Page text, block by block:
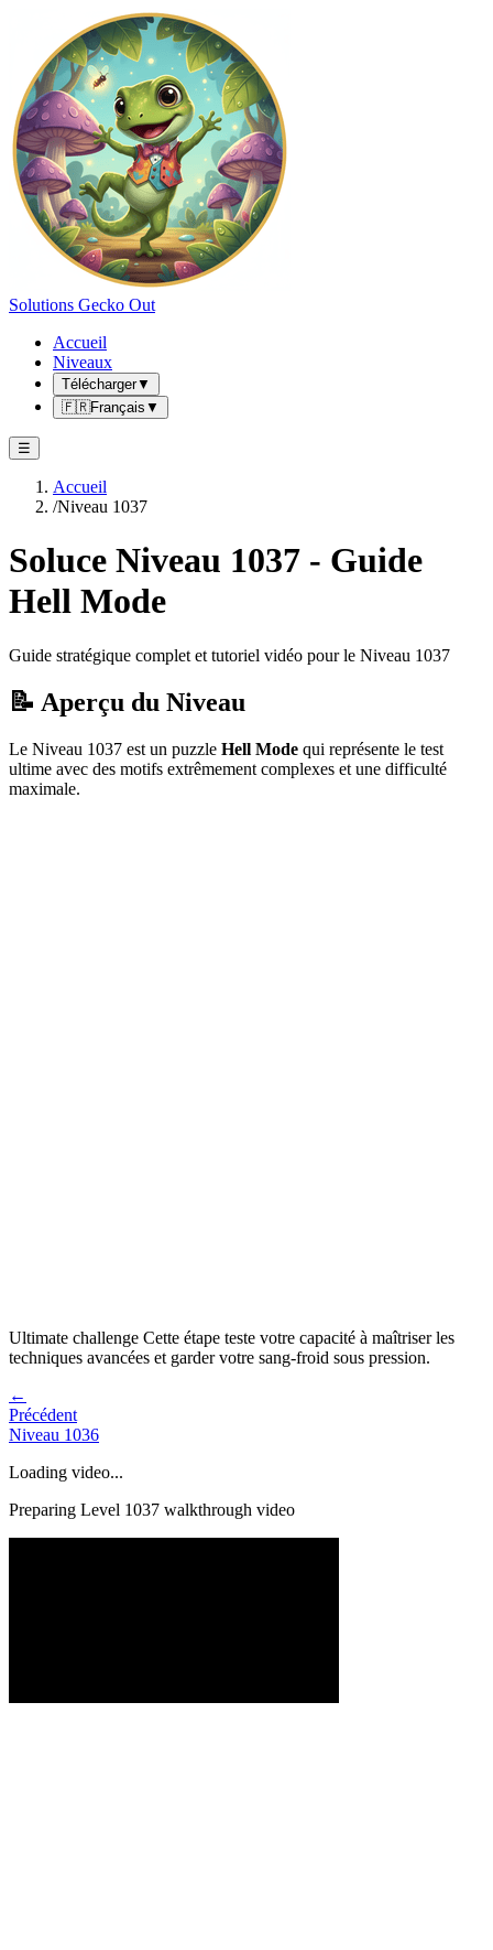
Solutions Gecko Out
Accueil
Niveaux
Télécharger▼
🇫🇷Français ▼
☰
Accueil
/Niveau 1037
Soluce Niveau 1037 - Guide
Hell Mode
Guide stratégique complet et tutoriel vidéo pour le Niveau 1037
📝 Aperçu du Niveau
Le Niveau 1037 est un puzzle Hell Mode qui représente le test
ultime avec des motifs extrêmement complexes et une difficulté
maximale.
Ultimate challenge Cette étape teste votre capacité à maîtriser les
techniques avancées et garder votre sang-froid sous pression.
←
Précédent
Niveau 1036
Loading video...
Preparing Level 1037 walkthrough video